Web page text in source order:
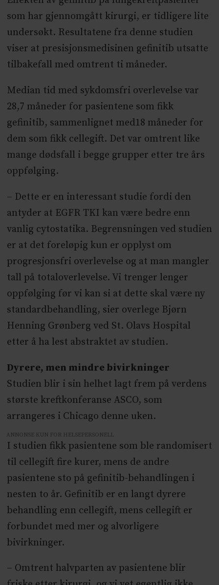
som har gjennomgått kirurgi, er tidligere lite
undersøkt. Resultatene fra denne studien
viser at presisjonsmedisinen gefinitib utsatte
tilbakefall med omtrent ti måneder.
Median tid med sykdomsfri overlevelse var
28,7 måneder for pasientene som fikk
gefinitib, sammenlignet med18 måneder for
dem som fikk cellegift. Det var omtrent like
mange dødsfall i begge grupper etter tre års
oppfølging.
– Dette er en interessant studie fordi den
antyder at EGFR TKI kan være bedre enn
vanlig cytostatika. Begrensningen ved studien
er at det foreløpig kun er opplyst om
progresjonsfri overlevelse og at man mangler
tall på totaloverlevelse. Vi trenger lenger
oppfølging før vi kan si at dette skal være ny
standardbehandling, sier overlege Bjørn
Henning Grønberg ved St. Olavs Hospital
etter å ha lest abstraktet av studien.
Dyrere, men mindre bivirkninger
Studien blir i sin helhet lagt frem på verdens
største kreftkonferanse ASCO, som
arrangeres i Chicago denne uken.
ANNONSE KUN FOR HELSEPERSONELL
I studien fikk pasientene som ble randomisert
til cellegift fire kurer, mens de andre
pasientene sto på gefinitib-behandlingen i
nesten to år. Gefinitib er en langt dyrere
behandling enn cellegift, mens cellegift er
forbundet med mer og alvorligere
bivirkninger.
– Omtrent halvparten av pasientene blir